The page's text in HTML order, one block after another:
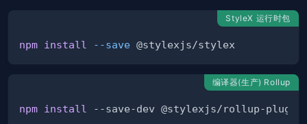
StyleX 运行时包
npm install --save
编译器(生产) Rollup
npm install